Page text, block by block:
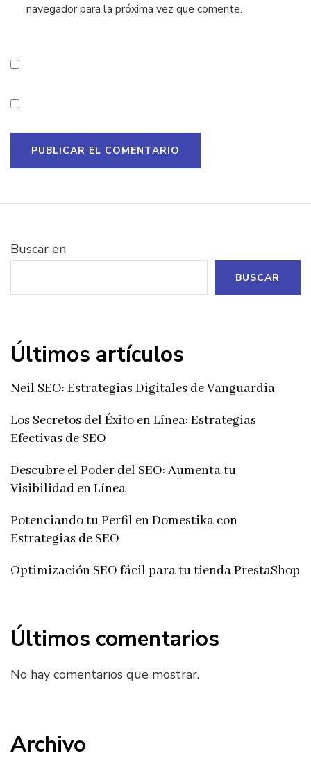
navegador para la próxima vez que comente.
Buscar en
BUSCAR
Últimos artículos
Neil SEO: Estrategias Digitales de Vanguardia
Los Secretos del Éxito en Línea: Estrategias
Efectivas de SEO
Descubre el Poder del SEO: Aumenta tu
Visibilidad en Línea
Potenciando tu Perfil en Domestika con
Estrategias de SEO
Optimización SEO fácil para tu tienda PrestaShop
Últimos comentarios
No hay comentarios que mostrar.
Archivo